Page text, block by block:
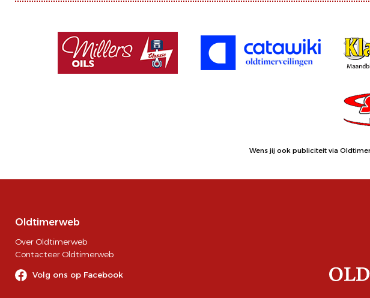
Wens jij ook publiciteit via
Oldtimerweb
Over Oldtimerweb
Contacteer Oldtimerweb
Volg ons op Facebook